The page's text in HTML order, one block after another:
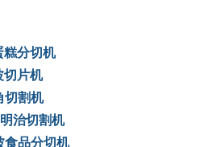
分切机
片机
割机
治切割机
品分切机